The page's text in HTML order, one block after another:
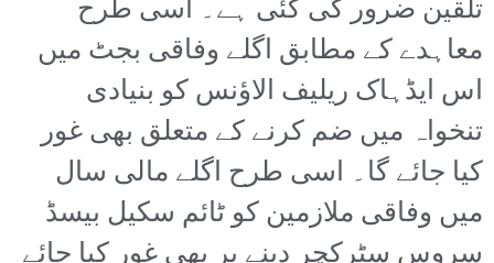
تلقین ضرور کی گئی ہے۔ اسی طرح
معاہدے کے مطابق اگلے وفاقی بجٹ میں
اس ایڈہاک ریلیف الاؤنس کو بنیادی
تنخواہ میں ضم کرنے کے متعلق بھی غور
کیا جائے گا۔ اسی طرح اگلے مالی سال
میں وفاقی ملازمین کو ٹائم سکیل بیسڈ